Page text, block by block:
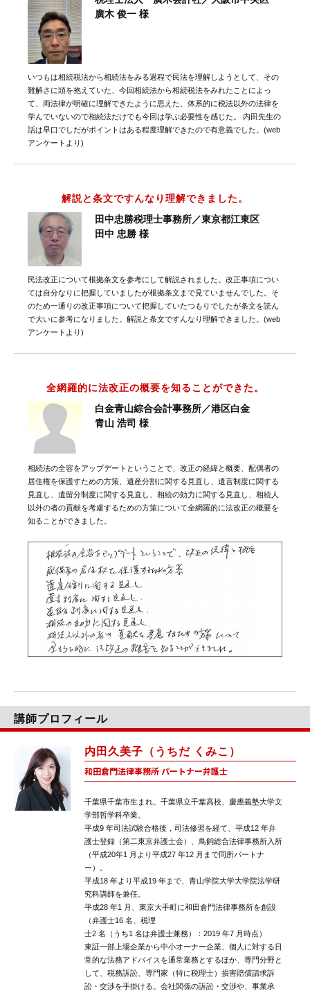
廣木 俊一 様
いつもは相続税法から相続法をみる過程で民法を理解しようとして、その
難解さに頭を抱えていた、今回相続法から相続税法をみれたことによっ
て、両法律が明確に理解できたように思えた、体系的に税法以外の法律を
学んでいないので相続法だけでも今回は学ぶ必要性を感じた。 内田先生の
話は早口でしだがポイントはある程度理解できたので有意義でした。(web
アンケートより)
解説と条文ですんなり理解できました。
田中忠勝税理士事務所／東京都江東区
田中 忠勝 様
民法改正について根拠条文を参考にして解説されました。改正事項につい
ては自分なりに把握していましたが根拠条文まで見ていませんでした。そ
のため一通りの改正事項について把握していたつもりでしたが条文を読ん
で大いに参考になりました。解説と条文ですんなり理解できました。(web
アンケートより)
全網羅的に法改正の概要を知ることができた。
白金青山綜合会計事務所／港区白金
青山 浩司 様
相続法の全容をアップデートということで、改正の経緯と概要、配偶者の
居住権を保護すための方策、遺産分割に関する見直し、遺言制度に関する
見直し、遺留分制度に関する見直し、相続の効力に関する見直し、相続人
以外の者の貢献を考慮するための方策について全網羅的に法改正の概要を
知ることができました。
講師プロフィール
内田久美子（うちだ くみこ）
和田倉門法律事務所 パートナー弁護士
千葉県千葉市生まれ。千葉県立千葉高校、慶應義塾大学文
学部哲学科卒業。
平成9 年司法試験合格後，司法修習を経て、平成12 年弁
護士登録（第二東京弁護士会）、鳥飼総合法律事務所入所
（平成20年1 月より平成27 年12 月まで同所パートナ
ー）。
平成18 年より平成19 年まで、青山学院大学大学院法学研
究科講師を兼任。
平成28 年1 月、東京大手町に和田倉門法律事務所を創設
（弁護士16 名、税理
士2 名（うち1 名は弁護士兼務）：2019 年7 月時点）
東証一部上場企業から中小オーナー企業、個人に対する日
常的な法務アドバイスを通常業務とするほか、専門分野と
して、税務訴訟、専門家（特に税理士）損害賠償請求訴
訟・交渉を手掛ける。会社関係の訴訟・交渉や、事業承